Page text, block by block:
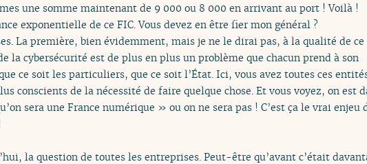
une somme maintenant de 9 000 ou 8 000 en arrivant au port ! Voilà !
exponentielle de ce FIC. Vous devez en être fier mon général ?
La première, bien évidemment, mais je ne le dirai pas, à la qualité de ce
la cybersécurité est de plus en plus un problème que chacun prend à son
ce soit les particuliers, que ce soit l’État. Ici, vous avez toutes ces
conscients de la nécessité de faire quelque chose. Et vous voyez, on est
sera une France numérique » ou on ne sera pas ! C’est ça le vrai enjeu
la question de toutes les entreprises. Peut-être qu’avant c’était